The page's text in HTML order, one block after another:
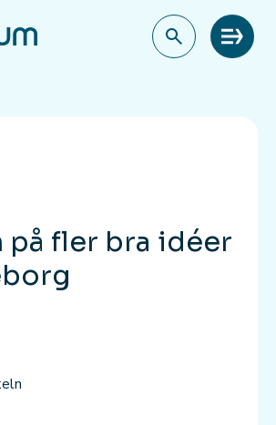
Meny
på fler bra idéer